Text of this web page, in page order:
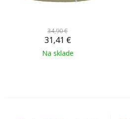
34,90 €
31,41 €
Na sklade